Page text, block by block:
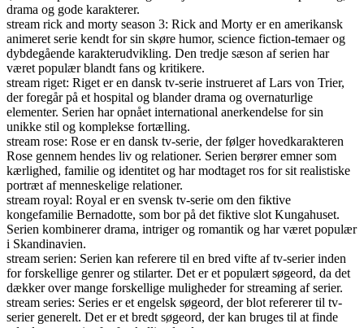
drama og gode karakterer.
stream rick and morty season 3: Rick and Morty er en amerikansk
animeret serie kendt for sin skøre humor, science fiction-temaer og
dybdegående karakterudvikling. Den tredje sæson af serien har
været populær blandt fans og kritikere.
stream riget: Riget er en dansk tv-serie instrueret af Lars von Trier,
der foregår på et hospital og blander drama og overnaturlige
elementer. Serien har opnået international anerkendelse for sin
unikke stil og komplekse fortælling.
stream rose: Rose er en dansk tv-serie, der følger hovedkarakteren
Rose gennem hendes liv og relationer. Serien berører emner som
kærlighed, familie og identitet og har modtaget ros for sit realistiske
portræt af menneskelige relationer.
stream royal: Royal er en svensk tv-serie om den fiktive
kongefamilie Bernadotte, som bor på det fiktive slot Kungahuset.
Serien kombinerer drama, intriger og romantik og har været populær
i Skandinavien.
stream serien: Serien kan referere til en bred vifte af tv-serier inden
for forskellige genrer og stilarter. Det er et populært søgeord, da det
dækker over mange forskellige muligheder for streaming af serier.
stream series: Series er et engelsk søgeord, der blot refererer til tv-
serier generelt. Det er et bredt søgeord, der kan bruges til at finde